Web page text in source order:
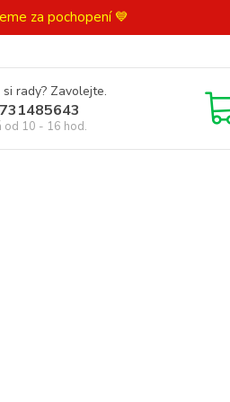
za pochopení 💙
rady? Zavolejte.
od 10 - 16 hod.